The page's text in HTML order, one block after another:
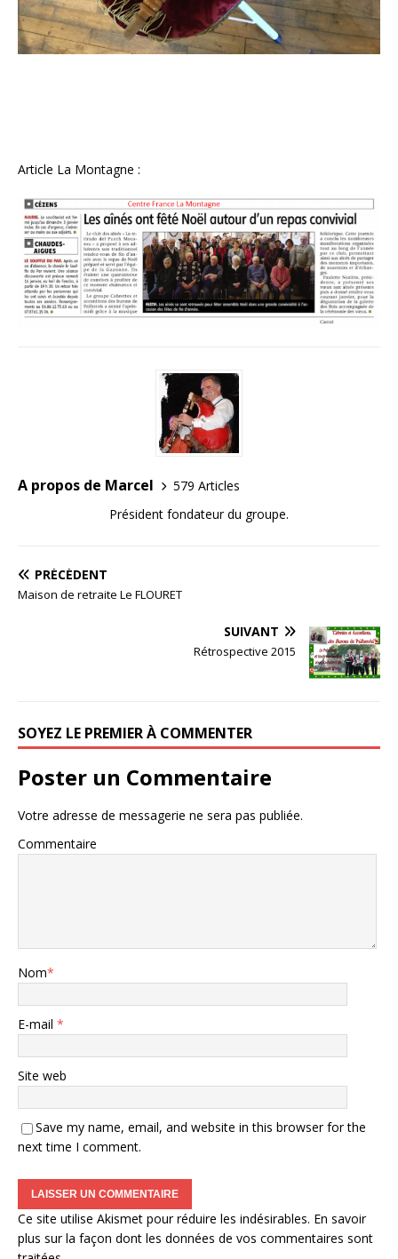
Article La Montagne :
A propos de Marcel
579 Articles
Président fondateur du groupe.
PRÉCÉDENT
Maison de retraite Le FLOURET
SUIVANT
Rétrospective 2015
SOYEZ LE PREMIER À COMMENTER
Poster un Commentaire
Votre adresse de messagerie ne sera pas publiée.
Commentaire
Nom*
E-mail *
Site web
Save my name, email, and website in this browser for the
next time I comment.
Ce site utilise Akismet pour réduire les indésirables. En savoir
plus sur la façon dont les données de vos commentaires sont